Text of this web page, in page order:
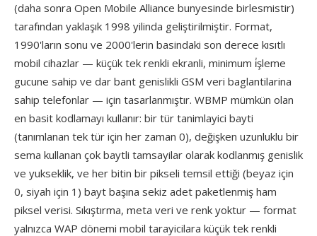
(daha sonra Open Mobile Alliance bunyesinde birlesmistir)
tarafından yaklaşık 1998 yilinda geliştirilmiştir. Format,
1990'ların sonu ve 2000'lerin basindaki son derece kısıtlı
mobil cihazlar — küçük tek renkli ekranli, minimum i̇şleme
gucune sahip ve dar bant genislikli GSM veri baglantilarina
sahip telefonlar — için tasarlanmıştır. WBMP mümkün olan
en basit kodlamayı kullanır: bir tür tanimlayici bayti
(tanımlanan tek tür için her zaman 0), değişken uzunluklu bir
sema kullanan çok baytli tamsayilar olarak kodlanmış genislik
ve yukseklik, ve her bitin bir pikseli temsil ettiği (beyaz için
0, siyah için 1) bayt başına sekiz adet paketlenmiş ham
piksel verisi. Sıkıştırma, meta veri ve renk yoktur — format
yalnızca WAP dönemi mobil tarayicilara küçük tek renkli